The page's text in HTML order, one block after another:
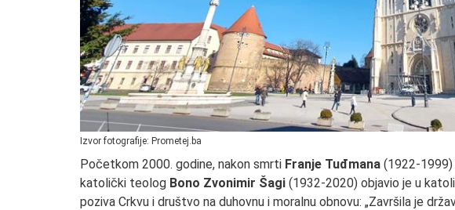
Izvor fotografije: Prometej.ba
Početkom 2000. godine, nakon smrti Franje Tuđmana (1922-1999)
katolički teolog Bono Zvonimir Šagi (1932-2020) objavio je u
poziva Crkvu i društvo na duhovnu i moralnu obnovu: „Završila je